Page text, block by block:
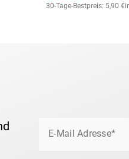
30-Tage-Bestpreis: 5,90 €
E-Mail Adresse*